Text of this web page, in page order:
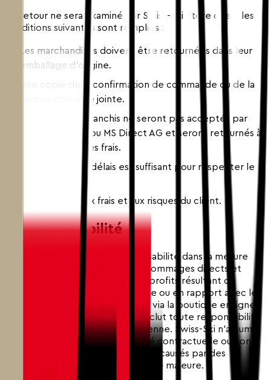
Un retour ne sera examiné par Swiss-Ski Store que si les
conditions suivantes sont remplies :
Les marchandises doivent être retournées dans leur
emballage d'origine.
Une copie de la confirmation de commande ou de la
facture doit être jointe.
Les colis non affranchis ne seront pas acceptés par
Swiss-Ski Store ou MS Direct AG et seront retournés à
l'expéditeur à ses frais.
L'envoi dans les délais est suffisant pour respecter le
Le retour est aux frais et aux risques du client.
9. Responsabilité
Swiss-Ski Store exclut la responsabilité dans la mesure
permise par la loi pour tous les dommages directs et
indirects ainsi que les pertes de profits résultant de
l'utilisation de la boutique en ligne ou en rapport avec les
commandes ou contrats conclus via la boutique en ligne.
En particulier, Swiss-Ski Store exclut toute responsabilité
pour négligence légère et moyenne. Swiss-Ski n'assume
également aucune responsabilité contractuelle ou non
contractuelle pour les dommages causés par des
personnes auxiliaires ou par la force majeure.